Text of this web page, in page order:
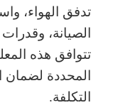
تدفق الهواء،
الصيانة،
تتوافق هذه
المحددة لضمان
التكلفة.